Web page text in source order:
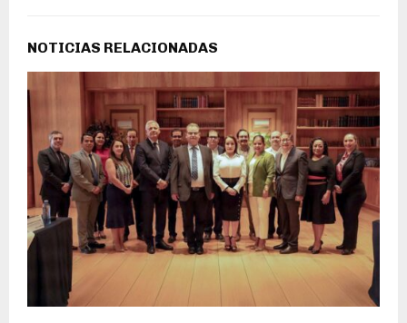
NOTICIAS RELACIONADAS